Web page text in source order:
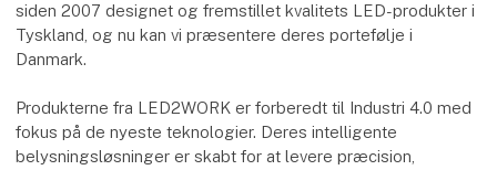
siden 2007 designet og fremstillet kvalitets LED-produkter i
Tyskland, og nu kan vi præsentere deres portefølje i
Danmark.
Produkterne fra LED2WORK er forberedt til Industri 4.0 med
fokus på de nyeste teknologier. Deres intelligente
belysningsløsninger er skabt for at levere præcision,